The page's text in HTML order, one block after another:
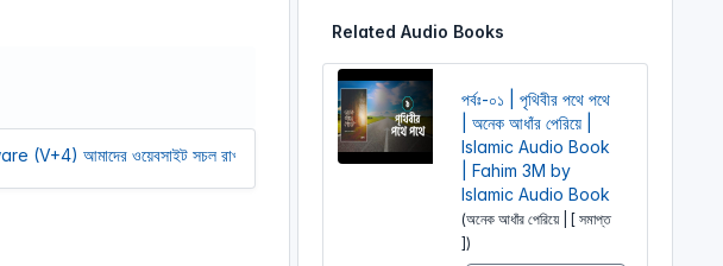
আমাদের ওয়েবসাইট সচল রাখতে আমাদের অর্থ সাহায্য করুন। আমরা একটি অলাভজনক ওয়েবসাইট, আমরা ওয়েবসাইট থেকে
Related Audio Books
পর্বঃ-০১ | পৃথিবীর পথে পথে
| অনেক আধাঁর পেরিয়ে |
Islamic Audio Book
| Fahim 3M by
Islamic Audio Book
(অনেক আধাঁর পেরিয়ে | [ সমাপ্ত
])